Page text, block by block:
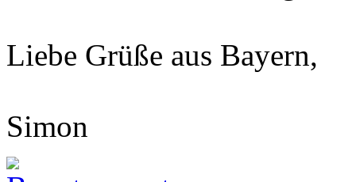
Liebe Grüße aus Bayern,
Simon